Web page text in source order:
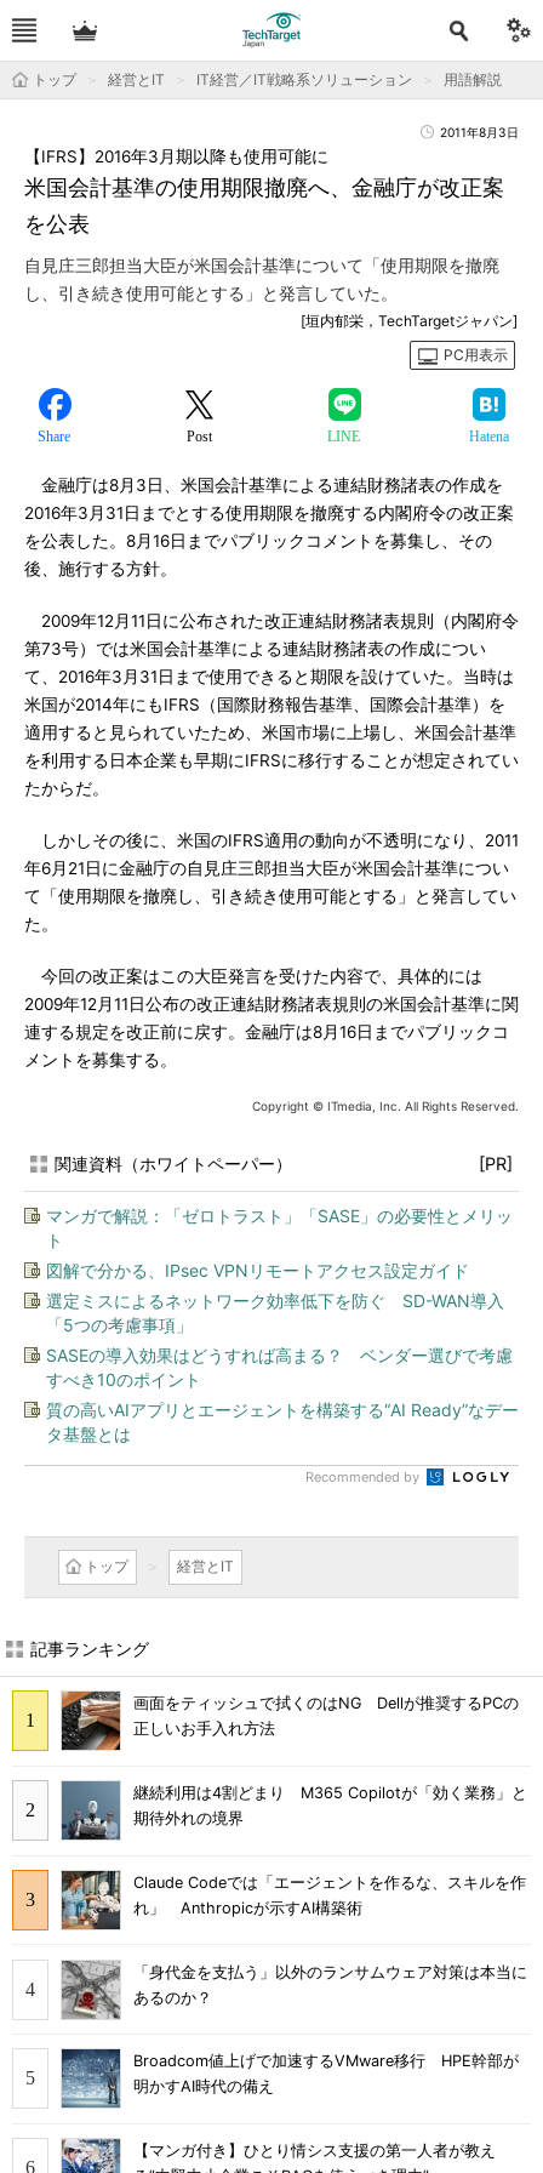
トップ 経営とIT IT経営／IT戦略系ソリューション 用語解説
2011年8月3日
米国会計基準の使用期限撤廃へ、金融庁が改正案
を公表
【IFRS】2016年3月期以降も使用可能に
自見庄三郎担当大臣が米国会計基準について「使用期限を撤廃
し、引き続き使用可能とする」と発言していた。
[垣内郁栄，TechTargetジャパン]
PC用表示
Share Post LINE Hatena
金融庁は8月3日、米国会計基準による連結財務諸表の作成を
2016年3月31日までとする使用期限を撤廃する内閣府令の改正案
を公表した。8月16日までパブリックコメントを募集し、その
後、施行する方針。
2009年12月11日に公布された改正連結財務諸表規則（内閣府令
第73号）では米国会計基準による連結財務諸表の作成につい
て、2016年3月31日まで使用できると期限を設けていた。当時は
米国が2014年にもIFRS（国際財務報告基準、国際会計基準）を
適用すると見られていたため、米国市場に上場し、米国会計基準
を利用する日本企業も早期にIFRSに移行することが想定されてい
たからだ。
しかしその後に、米国のIFRS適用の動向が不透明になり、2011
年6月21日に金融庁の自見庄三郎担当大臣が米国会計基準につい
て「使用期限を撤廃し、引き続き使用可能とする」と発言してい
た。
今回の改正案はこの大臣発言を受けた内容で、具体的には
2009年12月11日公布の改正連結財務諸表規則の米国会計基準に関
連する規定を改正前に戻す。金融庁は8月16日までパブリックコ
メントを募集する。
Copyright © ITmedia, Inc. All Rights Reserved.
関連資料（ホワイトペーパー） [PR]
マンガで解説：「ゼロトラスト」「SASE」の必要性とメリッ
ト
図解で分かる、IPsec VPNリモートアクセス設定ガイド
選定ミスによるネットワーク効率低下を防ぐ SD-WAN導入
「5つの考慮事項」
SASEの導入効果はどうすれば高まる？ ベンダー選びで考慮
すべき10のポイント
質の高いAIアプリとエージェントを構築する“AI Ready”なデー
タ基盤とは
Recommended by
トップ 経営とIT
記事ランキング
画面をティッシュで拭くのはNG Dellが推奨するPCの
正しいお手入れ方法
継続利用は4割どまり M365 Copilotが「効く業務」と
期待外れの境界
Claude Codeでは「エージェントを作るな、スキルを作
れ」 Anthropicが示すAI構築術
「身代金を支払う」以外のランサムウェア対策は本当に
あるのか？
Broadcom値上げで加速するVMware移行 HPE幹部が
明かすAI時代の備え
【マンガ付き】ひとり情シス支援の第一人者が教え